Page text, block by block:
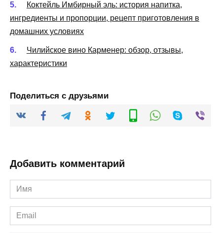
Коктейль Имбирный эль: история напитка,
ингредиенты и пропорции, рецепт приготовления в
домашних условиях
Чилийское вино Карменер: обзор, отзывы,
характеристики
Поделиться с друзьями
Добавить комментарий
Имя
*
Email
*